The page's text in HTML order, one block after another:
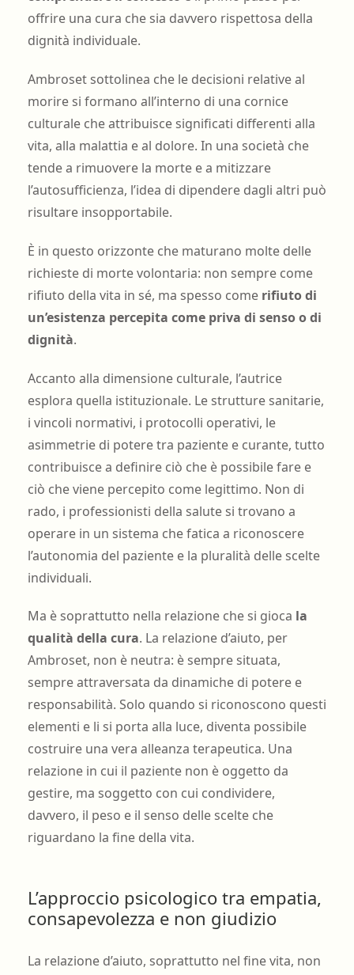
offrire una cura che sia davvero rispettosa della
dignità individuale.
Ambroset sottolinea che le decisioni relative al
morire si formano all’interno di una cornice
culturale che attribuisce significati differenti alla
vita, alla malattia e al dolore. In una società che
tende a rimuovere la morte e a mitizzare
l’autosufficienza, l’idea di dipendere dagli altri può
risultare insopportabile.
È in questo orizzonte che maturano molte delle
richieste di morte volontaria: non sempre come
rifiuto della vita in sé, ma spesso come rifiuto di
un’esistenza percepita come priva di senso o di
dignità.
Accanto alla dimensione culturale, l’autrice
esplora quella istituzionale. Le strutture sanitarie,
i vincoli normativi, i protocolli operativi, le
asimmetrie di potere tra paziente e curante, tutto
contribuisce a definire ciò che è possibile fare e
ciò che viene percepito come legittimo. Non di
rado, i professionisti della salute si trovano a
operare in un sistema che fatica a riconoscere
l’autonomia del paziente e la pluralità delle scelte
individuali.
Ma è soprattutto nella relazione che si gioca la
qualità della cura. La relazione d’aiuto, per
Ambroset, non è neutra: è sempre situata,
sempre attraversata da dinamiche di potere e
responsabilità. Solo quando si riconoscono questi
elementi e li si porta alla luce, diventa possibile
costruire una vera alleanza terapeutica. Una
relazione in cui il paziente non è oggetto da
gestire, ma soggetto con cui condividere,
davvero, il peso e il senso delle scelte che
riguardano la fine della vita.
L’approccio psicologico tra empatia,
consapevolezza e non giudizio
La relazione d’aiuto, soprattutto nel fine vita, non